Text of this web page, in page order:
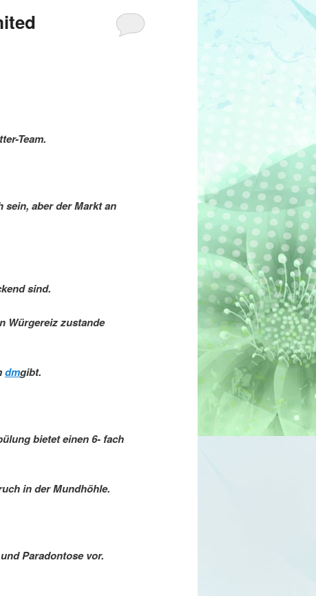
Team.
aber der Markt an
sind.
Würgereiz zustande
dmgibt.
bietet einen 6- fach
in der Mundhöhle.
Paradontose vor.